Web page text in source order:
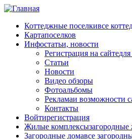
Перейти к основному содержанию
Коттеджные поселкивсе
Картапоселков
Инфостатьи, новости
Регистрация на сайте
Статьи
Новости
Видео обзоры
Фотоальбомы
Рекламаи возможности
Контакты
Войтирегистрация
Жилые комплексы
Загородные домавсе